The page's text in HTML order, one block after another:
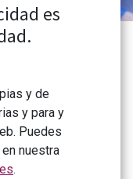
apoyo inmediato y a largo plazo
magnitud 6,8
de su historia.
ya a más
y muchas
es
y de
y para y
Puedes
nuestra
.